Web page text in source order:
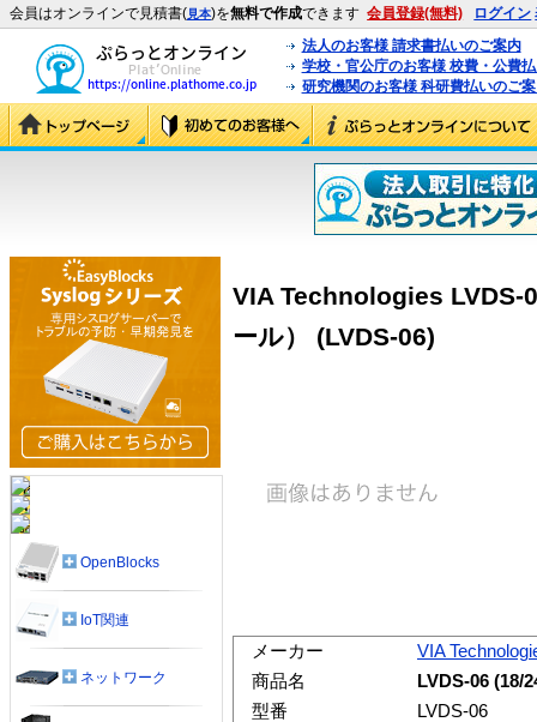
会員はオンラインで見積書(見本)を無料で作成できます 会員登録(無料) ログイン
法人のお客様 請求書払いのご案内
学校・官公庁のお客様 校費・公費
研究機関のお客様 科研費払いのご
VIA Technologies LVDS-
ール） (LVDS-06)
メーカー
VIA
商品名
LVDS-06 (18/
型番
LVDS-06
OpenBlocks
IoT関連
ネットワーク